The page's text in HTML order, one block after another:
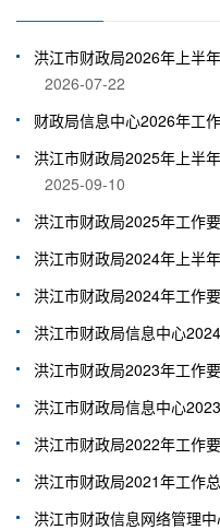
洪江市财政局2026年上半
2026-07-22
财政局信息中心2026年工
洪江市财政局2025年上半
2025-09-10
洪江市财政局2025年工作
洪江市财政局2024年上半
洪江市财政局2024年工作
洪江市财政局信息中心
洪江市财政局2023年工作
洪江市财政局信息中心
洪江市财政局2022年工作
洪江市财政局2021年工作
洪江市财政信息网络管理